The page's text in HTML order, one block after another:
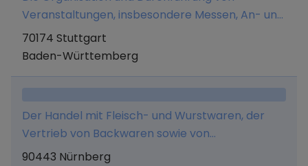
Veranstaltungen, insbesondere Messen, An- und
Verkauf von Cateringrechten, Betrieb eigener
Cateringstände, Presse- und Mediaplanung,
Zusammenhang mit dem Unternehmenszweck
stehen. Des Weiteren den Vertrieb von
Merchandise und Beratungsdienstleistungen
70174 Stuttgart
Baden-Württemberg
Der Handel mit Fleisch- und Wurstwaren, der
Vertrieb von Backwaren sowie von
Lebensmitteln in Einzelhandelsgeschäften.
90443 Nürnberg